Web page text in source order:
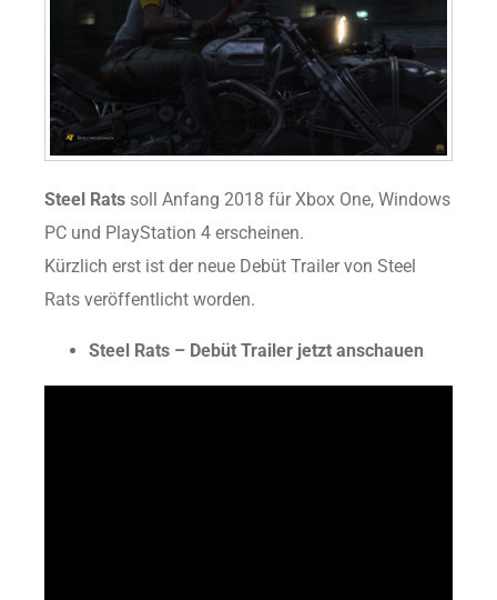
Steel Rats soll Anfang 2018 für Xbox One, Windows
PC und PlayStation 4 erscheinen.
Kürzlich erst ist der neue Debüt Trailer von Steel
Rats veröffentlicht worden.
Steel Rats – Debüt Trailer jetzt anschauen